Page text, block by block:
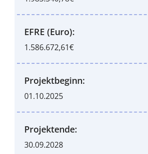
EFRE (Euro):
1.586.672,61€
Projektbeginn:
01.10.2025
Projektende:
30.09.2028